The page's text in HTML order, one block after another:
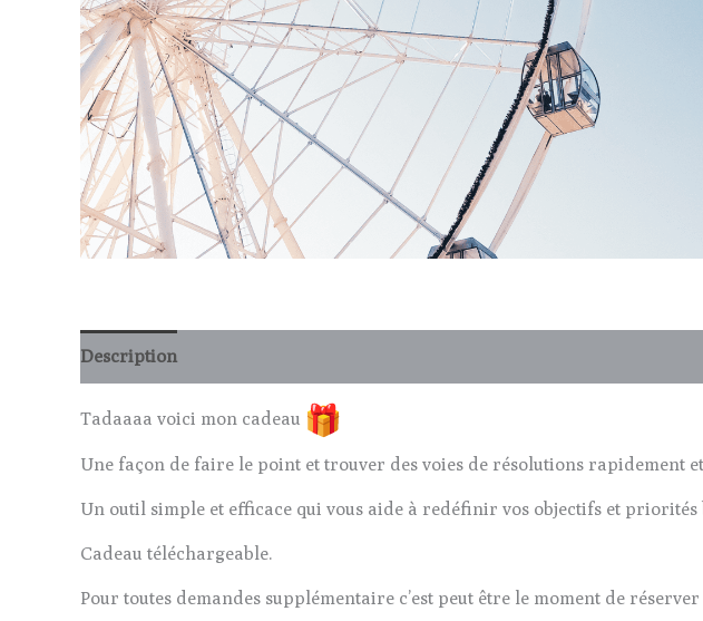
Description
Tadaaaa voici mon cadeau
Une façon de faire le point et trouver des voies de résolutions rapidement
Un outil simple et efficace qui vous aide à redéfinir vos objectifs et priorités
Cadeau téléchargeable.
Pour toutes demandes supplémentaire c’est peut être le moment de